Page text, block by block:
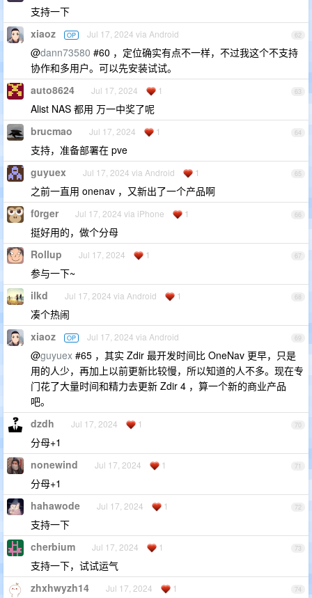
支持一下
62
xiaoz OP Jul 17, 2024 via Android
@dann73580 #60 ，定位确实有点不一样，不过我这个不支持
协作和多用户。可以先安装试试。
63
auto8624 Jul 17, 2024 1
Alist NAS 都用 万一中奖了呢
64
brucmao Jul 17, 2024 1
支持，准备部署在 pve
65
guyuex Jul 17, 2024 via Android 1
之前一直用 onenav ，又新出了一个产品啊
66
f0rger Jul 17, 2024 via iPhone 1
挺好用的，做个分母
67
Rollup Jul 17, 2024 1
参与一下~
68
ilkd Jul 17, 2024 via Android 1
凑个热闹
69
xiaoz OP Jul 17, 2024 via Android
@guyuex #65 ，其实 Zdir 最开发时间比 OneNav 更早，只是
用的人少，再加上以前更新比较慢，所以知道的人不多。现在专
门花了大量时间和精力去更新 Zdir 4 ，算一个新的商业产品
吧。
70
dzdh Jul 17, 2024 1
分母+1
71
nonewind Jul 17, 2024 1
分母+1
72
hahawode Jul 17, 2024 1
支持一下
73
cherbium Jul 17, 2024 1
支持一下，试试运气
74
zhxhwyzh14 Jul 17, 2024 1